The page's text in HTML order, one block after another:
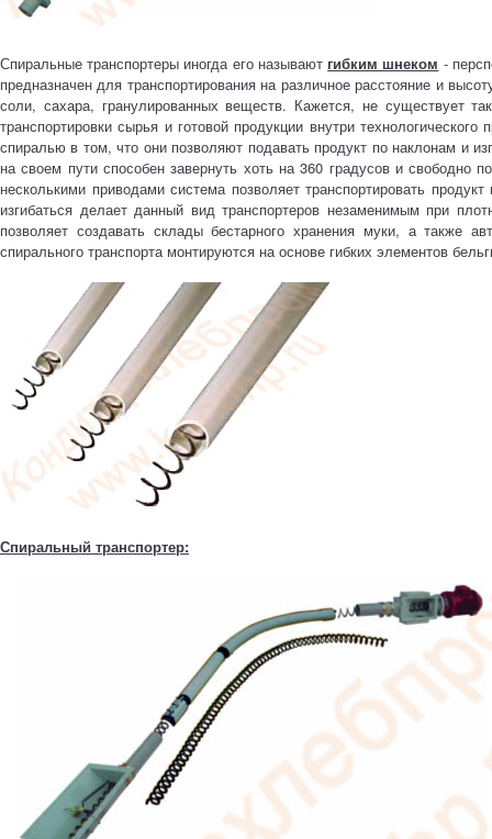
Спиральные транспортеры иногда его называют гибким шнеком -
предназначен для транспортирования на различное расстояние и
соли, сахара, гранулированных веществ. Кажется, не существует
транспортировки сырья и готовой продукции внутри
спиралью в том, что они позволяют подавать продукт по наклонам и
на своем пути способен завернуть хоть на 360 градусов и
несколькими приводами система позволяет транспортировать
изгибаться делает данный вид транспортеров незаменимым при
позволяет создавать склады бестарного хранения муки, а также
спирального транспорта монтируются на основе гибких элементов
Спиральный транспортер: